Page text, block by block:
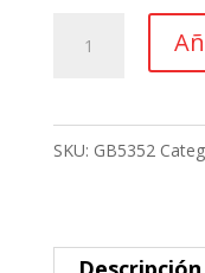
Primaloft®
SKU: GB5352